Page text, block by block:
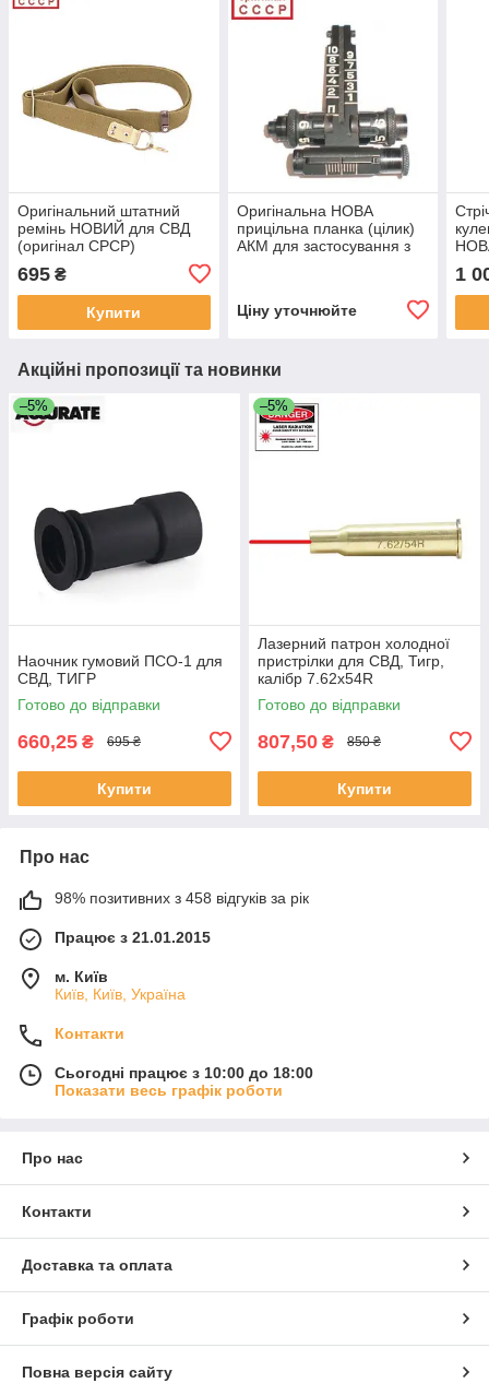
Оригінальний штатний
ремінь НОВИЙ для СВД
(оригінал СРСР)
695 ₴
Купити
Оригінальна НОВА
прицільна планка (цілик)
АКМ для застосування з
Ціну уточнюйте
1
Акційні пропозиції та новинки
–5%
Наочник гумовий ПСО-1 для
СВД, ТИГР
Готово до відправки
660,25 ₴ 695 ₴
Купити
–5%
Лазерний патрон холодної
пристрілки для СВД, Тигр,
калібр 7.62х54R
Готово до відправки
807,50 ₴ 850 ₴
Купити
Про нас
98% позитивних з 458 відгуків за рік
Працює з 21.01.2015
м. Київ
Київ, Київ, Україна
Контакти
Сьогодні працює з 10:00 до 18:00
Показати весь графік роботи
Про нас
Контакти
Доставка та оплата
Графік роботи
Повна версія сайту